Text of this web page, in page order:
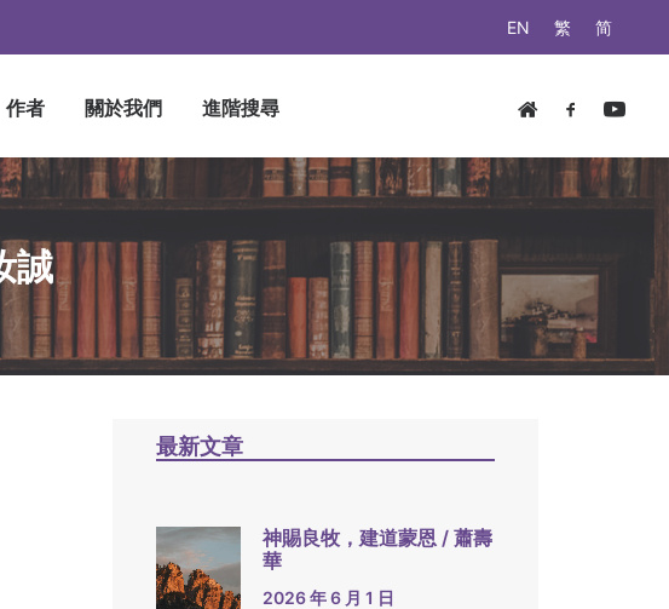
EN 繁 简
作者 關於我們 進階搜尋
誠
最新文章
神賜良牧，建道蒙恩 / 蕭壽
華
2026 年 6 月 1 日